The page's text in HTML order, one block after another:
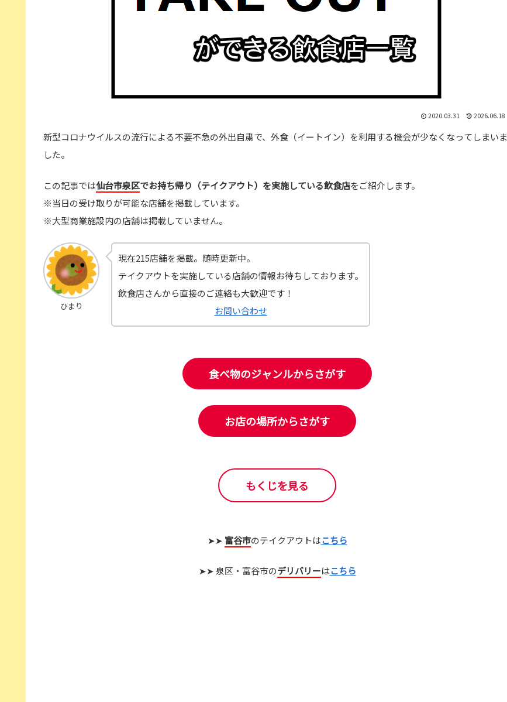
2020.03.31 2026.06.18
新型コロナウイルスの流行による不要不急の外出自粛で、外食（イートイン）を利用する機会が少なくなってしまいま
した。
この記事では仙台市泉区でお持ち帰り（テイクアウト）を実施している飲食店をご紹介します。
※当日の受け取りが可能な店舗を掲載しています。
※大型商業施設内の店舗は掲載していません。
ひまり
現在215店舗を掲載。随時更新中。
テイクアウトを実施している店舗の情報お待ちしております。
飲食店さんから直接のご連絡も大歓迎です！
お問い合わせ
食べ物のジャンルからさがす
お店の場所からさがす
もくじを見る
➤➤ 富谷市のテイクアウトはこちら
➤➤ 泉区・富谷市のデリバリーはこちら